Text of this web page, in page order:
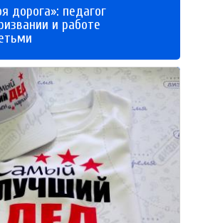
дорога»: педагог
и работе